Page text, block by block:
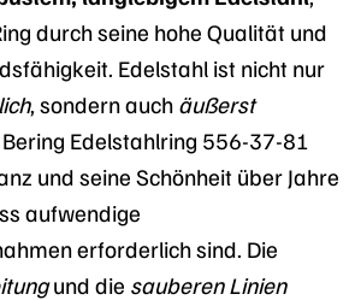
durch seine hohe Qualität und
Edelstahl ist nicht nur
, sondern auch äußerst
Bering Edelstahlring 556-37-81
und seine Schönheit über Jahre
aufwendige
erforderlich sind. Die
und die sauberen Linien